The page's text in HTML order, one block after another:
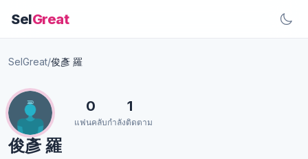
SelGreat
SelGreat/俊彥 羅
俊彥 羅
0
แฟนคลับ
1
กำลังติดตาม